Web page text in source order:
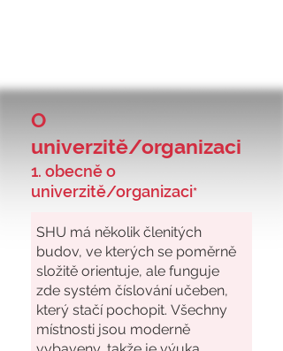
O
univerzitě/organizaci
1. obecně o
univerzitě/organizaci*